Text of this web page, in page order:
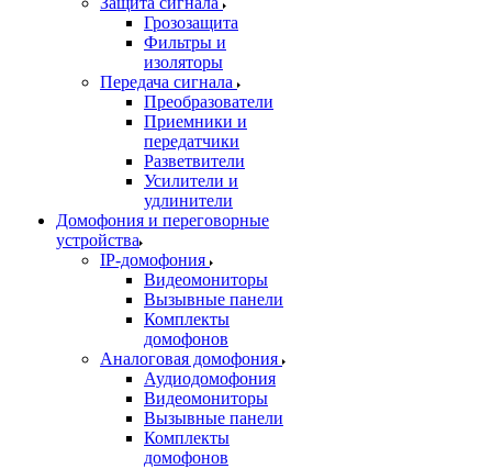
Грозозащита
Фильтры и
изоляторы
Передача сигнала
Преобразователи
Приемники и
передатчики
Разветвители
Усилители и
удлинители
Домофония и переговорные
устройства
IP-домофония
Видеомониторы
Вызывные панели
Комплекты
домофонов
Аналоговая домофония
Аудиодомофония
Видеомониторы
Вызывные панели
Комплекты
домофонов